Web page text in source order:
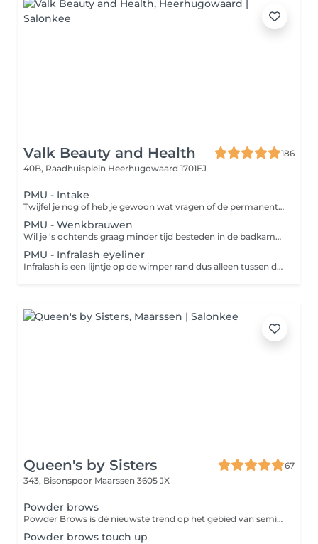
Valk Beauty and Health
186
40B, Raadhuisplein Heerhugowaard 1701EJ
PMU - Intake
Twijfel je nog of heb je gewoon wat vragen of de permanente make up behandelingen Boek dan een intake!
PMU - Wenkbrauwen
Wil je 's ochtends graag minder tijd besteden in de badkamer? Permanente make-up helpt hierbij! Zo hoef je bij permanente make-up geen make-up meer aan te brengen maar wordt deze definitief aangebracht door de specialist. Zo heb je tot wel 2 jaar een natuurlijke look zonder vroeg uit je bed te moeten 's ochtends! De hairstroke-techniek is speciaal ontwikkeld voor de wenkbrauwen. Met een naald worden er flinterdunne haartjes op de huid getekend. Dit geeft een heel natuurlijk resultaat. Je krijgt hiermee langere, vollere of bredere wenkbrauwen, maar ook als je door ziekte of van nature bijna of helemaal geen wenkbrauwhaartjes hebt, kan er door middel van deze methode compleet nieuwe wenkbrauwen worden gecreëerd. Bij de schaduwtechniek wordt de gehele wenkbrauwvorm ingekleurd. Je wenkbrauwen zullen zo een stuk voller lijken. Een nieuwe behandeling bestaat uit 3 behandelingen, niet alleen om zo het mooiste (kleur) resultaat te verkrijgen, maar ook langer plezier te hebben van uw permanente make-up. Het laagje over laagje aanbrengen kost iets meer tijd (3 behandelingen) maar geeft een verfijnder resultaat! Tussen elke behandeling zit een periode van 4-6 weken. Na het voltooien van de behandeling is het raadzaam een nabehandeling te ondergaan na 1 1 1/2 jaar. *** De eerste 3 behandelingen moeten binnen 6 maanden gebeuren anders komen deze te vervallen en betaal je het tarief van nabehandeling
PMU - Infralash eyeliner
Infralash is een lijntje op de wimper rand dus alleen tussen de wimperhaartjes Een nieuwe behandeling bestaat uit 3 behandelingen, niet alleen om zo het mooiste (kleur) resultaat te verkrijgen, maar ook langer plezier te hebben van uw permanente make-up. Het laagje over laagje aanbrengen kost iets meer tijd (3 behandelingen) maar geeft een verfijnder resultaat! Tussen elke behandeling zit een periode van 4-6 weken. Na het voltooien van de behandeling is het raadzaam een nabehandeling te ondergaan na 1 1 1/2 jaar. ***De eerste 3 behandelingen moeten binnen 6 maanden gebeuren anders komen deze te vervallen en betaal je het tarief van nabehandeling
Queen's by Sisters
67
343, Bisonspoor Maarssen 3605 JX
Powder brows
Powder Brows is dé nieuwste trend op het gebied van semi permanente make-up voor de wenkbrauwen. Bij deze techniek wordt er een poeder effect gecreëerd. De prijs is inclusief na behandeling.
Powder brows touch up